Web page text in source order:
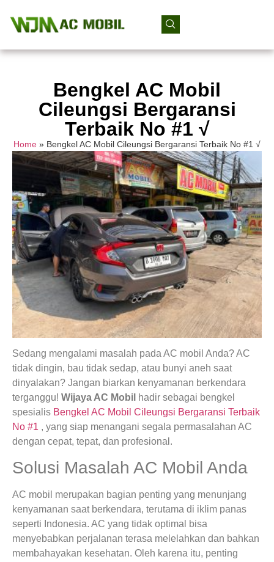
Bengkel AC Mobil
Cileungsi Bergaransi
Terbaik No #1 √
Home » Bengkel AC Mobil Cileungsi Bergaransi Terbaik No #1 √
Sedang mengalami masalah pada AC mobil Anda? AC
tidak dingin, bau tidak sedap, atau bunyi aneh saat
dinyalakan? Jangan biarkan kenyamanan berkendara
terganggu! Wijaya AC Mobil hadir sebagai bengkel
spesialis Bengkel AC Mobil Cileungsi Bergaransi Terbaik
No #1 , yang siap menangani segala permasalahan AC
dengan cepat, tepat, dan profesional.
Solusi Masalah AC Mobil Anda
AC mobil merupakan bagian penting yang menunjang
kenyamanan saat berkendara, terutama di iklim panas
seperti Indonesia. AC yang tidak optimal bisa
menyebabkan perjalanan terasa melelahkan dan bahkan
membahayakan kesehatan. Oleh karena itu, penting